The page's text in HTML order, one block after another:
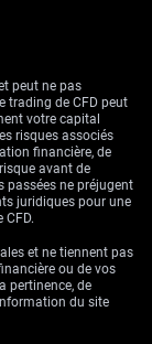
de taux
terme sur
une incertitude
les cours,
un risque majeur.
rendant des
peut ne pas
trading de CFD peut
votre capital
risques associés
financière, de
avant de
passées ne préjugent
juridiques pour une
et ne tiennent pas
ou de vos
pertinence, de
du site